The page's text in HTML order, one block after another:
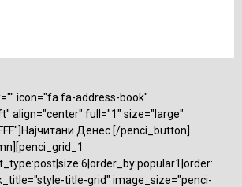
icon="fa fa-address-book"
align="center" full="1" size="large"
Денес [/penci_button]
title-grid" image_size="penci-